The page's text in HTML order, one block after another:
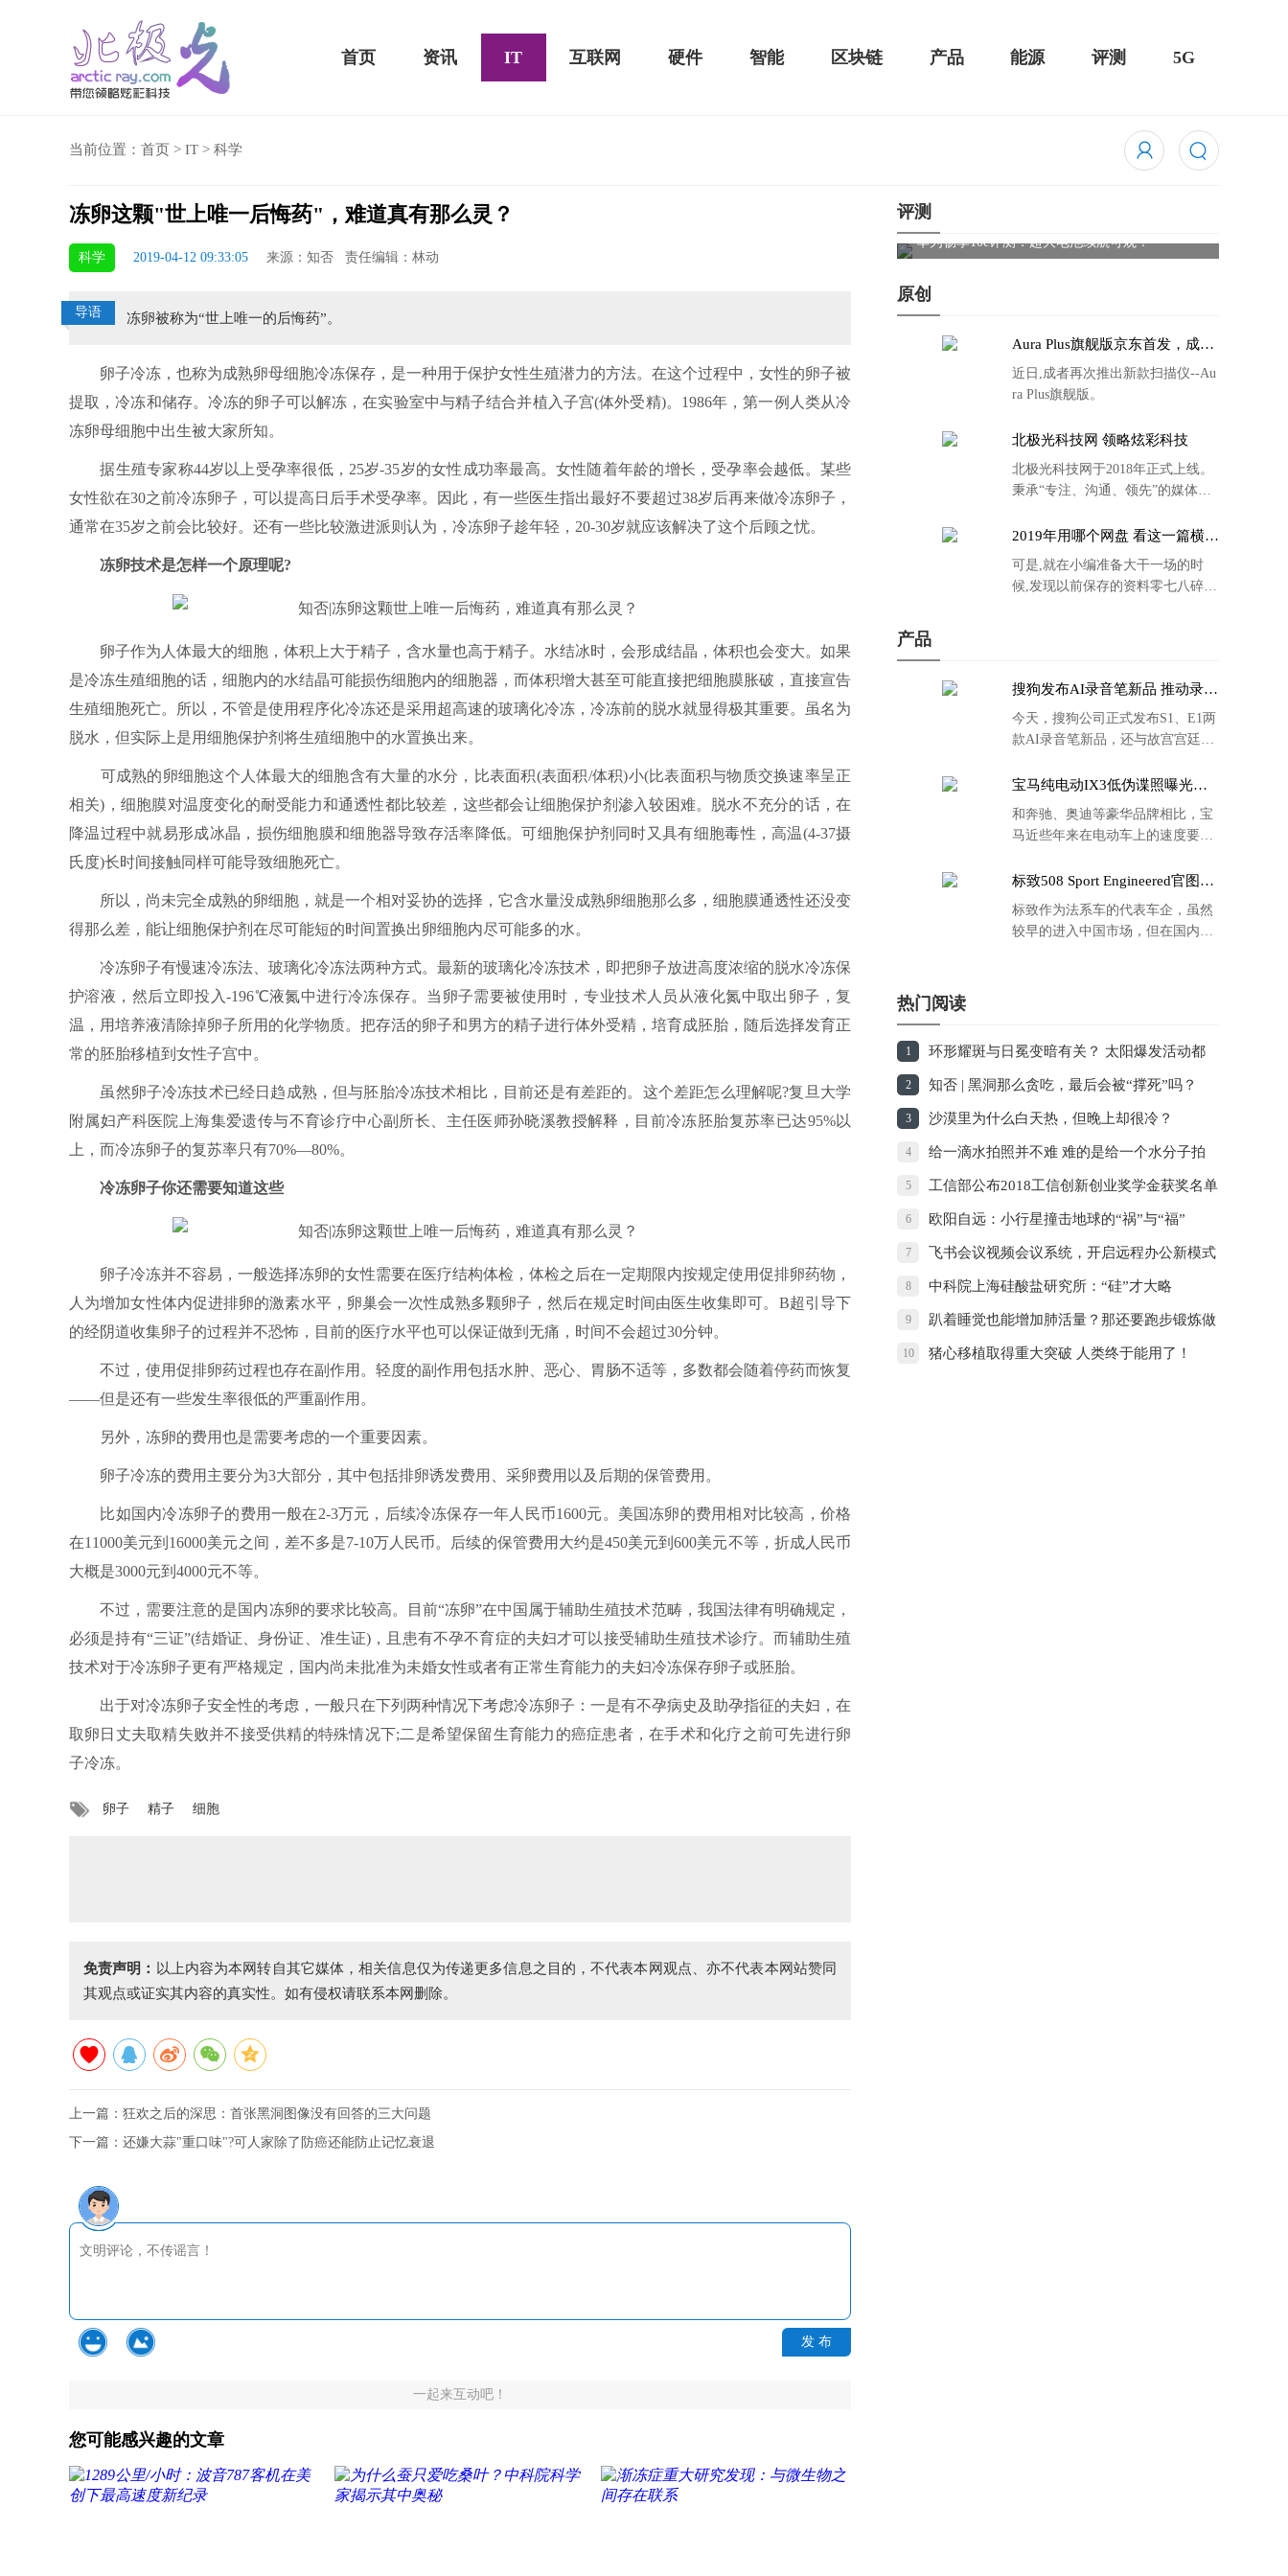
首页 资讯 IT 互联网 硬件 智能 区块链 产品 能源 评测 5G
当前位置： 首页 > IT > 科学
冻卵这颗"世上唯一后悔药"，难道真有那么灵？
科学 2019-04-12 09:33:05 来源：知否 责任编辑：林动
导语 冻卵被称为“世上唯一的后悔药”。
卵子冷冻，也称为成熟卵母细胞冷冻保存，是一种用于保护女性生殖潜力的方法。在这个过程中，女性的卵子被
提取，冷冻和储存。冷冻的卵子可以解冻，在实验室中与精子结合并植入子宫(体外受精)。1986年，第一例人类从冷
冻卵母细胞中出生被大家所知。
据生殖专家称44岁以上受孕率很低，25岁-35岁的女性成功率最高。女性随着年龄的增长，受孕率会越低。某些
女性欲在30之前冷冻卵子，可以提高日后手术受孕率。因此，有一些医生指出最好不要超过38岁后再来做冷冻卵子，
通常在35岁之前会比较好。还有一些比较激进派则认为，冷冻卵子趁年轻，20-30岁就应该解决了这个后顾之忧。
冻卵技术是怎样一个原理呢?
卵子作为人体最大的细胞，体积上大于精子，含水量也高于精子。水结冰时，会形成结晶，体积也会变大。如果
是冷冻生殖细胞的话，细胞内的水结晶可能损伤细胞内的细胞器，而体积增大甚至可能直接把细胞膜胀破，直接宣告
生殖细胞死亡。所以，不管是使用程序化冷冻还是采用超高速的玻璃化冷冻，冷冻前的脱水就显得极其重要。虽名为
脱水，但实际上是用细胞保护剂将生殖细胞中的水置换出来。
可成熟的卵细胞这个人体最大的细胞含有大量的水分，比表面积(表面积/体积)小(比表面积与物质交换速率呈正
相关)，细胞膜对温度变化的耐受能力和通透性都比较差，这些都会让细胞保护剂渗入较困难。脱水不充分的话，在
降温过程中就易形成冰晶，损伤细胞膜和细胞器导致存活率降低。可细胞保护剂同时又具有细胞毒性，高温(4-37摄
氏度)长时间接触同样可能导致细胞死亡。
所以，尚未完全成熟的卵细胞，就是一个相对妥协的选择，它含水量没成熟卵细胞那么多，细胞膜通透性还没变
得那么差，能让细胞保护剂在尽可能短的时间置换出卵细胞内尽可能多的水。
冷冻卵子有慢速冷冻法、玻璃化冷冻法两种方式。最新的玻璃化冷冻技术，即把卵子放进高度浓缩的脱水冷冻保
护溶液，然后立即投入-196℃液氮中进行冷冻保存。当卵子需要被使用时，专业技术人员从液化氮中取出卵子，复
温，用培养液清除掉卵子所用的化学物质。把存活的卵子和男方的精子进行体外受精，培育成胚胎，随后选择发育正
常的胚胎移植到女性子宫中。
虽然卵子冷冻技术已经日趋成熟，但与胚胎冷冻技术相比，目前还是有差距的。这个差距怎么理解呢?复旦大学
附属妇产科医院上海集爱遗传与不育诊疗中心副所长、主任医师孙晓溪教授解释，目前冷冻胚胎复苏率已达95%以
上，而冷冻卵子的复苏率只有70%—80%。
冷冻卵子你还需要知道这些
卵子冷冻并不容易，一般选择冻卵的女性需要在医疗结构体检，体检之后在一定期限内按规定使用促排卵药物，
人为增加女性体内促进排卵的激素水平，卵巢会一次性成熟多颗卵子，然后在规定时间由医生收集即可。B超引导下
的经阴道收集卵子的过程并不恐怖，目前的医疗水平也可以保证做到无痛，时间不会超过30分钟。
不过，使用促排卵药过程也存在副作用。轻度的副作用包括水肿、恶心、胃肠不适等，多数都会随着停药而恢复
——但是还有一些发生率很低的严重副作用。
另外，冻卵的费用也是需要考虑的一个重要因素。
卵子冷冻的费用主要分为3大部分，其中包括排卵诱发费用、采卵费用以及后期的保管费用。
比如国内冷冻卵子的费用一般在2-3万元，后续冷冻保存一年人民币1600元。美国冻卵的费用相对比较高，价格
在11000美元到16000美元之间，差不多是7-10万人民币。后续的保管费用大约是450美元到600美元不等，折成人民币
大概是3000元到4000元不等。
不过，需要注意的是国内冻卵的要求比较高。目前“冻卵”在中国属于辅助生殖技术范畴，我国法律有明确规定，
必须是持有“三证”(结婚证、身份证、准生证)，且患有不孕不育症的夫妇才可以接受辅助生殖技术诊疗。而辅助生殖
技术对于冷冻卵子更有严格规定，国内尚未批准为未婚女性或者有正常生育能力的夫妇冷冻保存卵子或胚胎。
出于对冷冻卵子安全性的考虑，一般只在下列两种情况下考虑冷冻卵子：一是有不孕病史及助孕指征的夫妇，在
取卵日丈夫取精失败并不接受供精的特殊情况下;二是希望保留生育能力的癌症患者，在手术和化疗之前可先进行卵
子冷冻。
卵子 精子 细胞
免责声明： 以上内容为本网转自其它媒体，相关信息仅为传递更多信息之目的，不代表本网观点、亦不代表本网站赞同
其观点或证实其内容的真实性。如有侵权请联系本网删除。
上一篇： 狂欢之后的深思：首张黑洞图像没有回答的三大问题
下一篇： 还嫌大蒜"重口味"?可人家除了防癌还能防止记忆衰退
发 布
一起来互动吧！
您可能感兴趣的文章
评测
横扫千军！黑鲨游戏手机2 Pro评测： 骁龙855 Plus横扫千军！黑鲨游戏手机2 Pro评测：
原创
Aura Plus旗舰版京东首发，成者
近日,成者再次推出新款扫描仪--Au
ra Plus旗舰版。
北极光科技网 领略炫彩科技
北极光科技网于2018年正式上线。
秉承“专注、沟通、领先”的媒体理
2019年用哪个网盘 看这一篇横评
可是,就在小编准备大干一场的时
候,发现以前保存的资料零七八碎,
产品
搜狗发布AI录音笔新品 推动录音
今天，搜狗公司正式发布S1、E1两
款AI录音笔新品，还与故宫宫廷文
的故宫宫廷联名款。
宝马纯电动IX3低伪谍照曝光：
和奔驰、奥迪等豪华品牌相比，宝
马近些年来在电动车上的速度要慢
标致508 Sport Engineered官图发
标致作为法系车的代表车企，虽然
较早的进入中国市场，但在国内的
热门阅读
1 环形耀斑与日冕变暗有关？ 太阳爆发活动都
是“团伙作案”
2 知否 | 黑洞那么贪吃，最后会被“撑死”吗？
3 沙漠里为什么白天热，但晚上却很冷？
4 给一滴水拍照并不难 难的是给一个水分子拍
照
5 工信部公布2018工信创新创业奖学金获奖名单
6 欧阳自远：小行星撞击地球的“祸”与“福”
7 飞书会议视频会议系统，开启远程办公新模式
8 中科院上海硅酸盐研究所：“硅”才大略
9 趴着睡觉也能增加肺活量？那还要跑步锻炼做
什么
10 猪心移植取得重大突破 人类终于能用了！